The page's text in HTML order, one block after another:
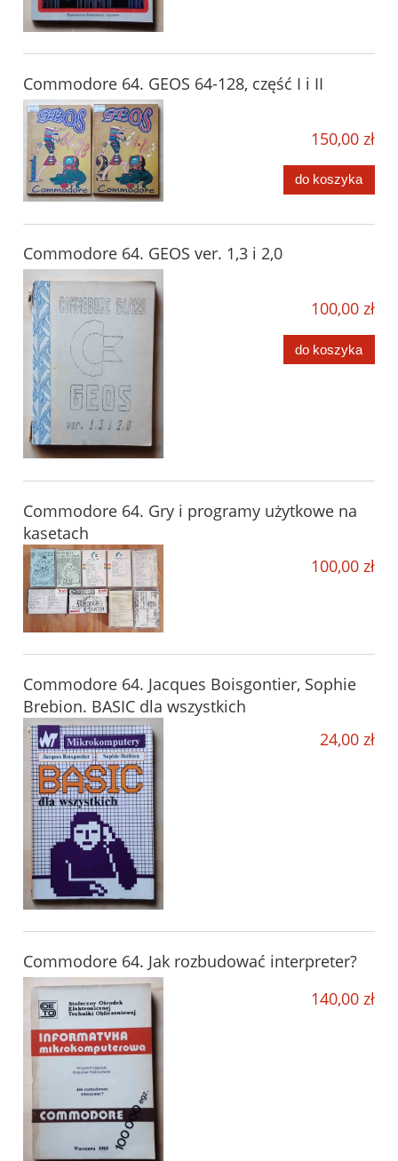
Commodore 64. GEOS 64-128, część I i II
150,00 zł
do koszyka
Commodore 64. GEOS ver. 1,3 i 2,0
100,00 zł
do koszyka
Commodore 64. Gry i programy użytkowe na
kasetach
100,00 zł
Commodore 64. Jacques Boisgontier, Sophie
Brebion. BASIC dla wszystkich
24,00 zł
Commodore 64. Jak rozbudować interpreter?
140,00 zł